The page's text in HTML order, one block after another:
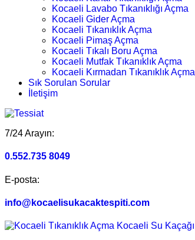
Kocaeli Lavabo Tıkanıklığı Açma
Kocaeli Gider Açma
Kocaeli Tıkanıklık Açma
Kocaeli Pimaş Açma
Kocaeli Tıkalı Boru Açma
Kocaeli Mutfak Tıkanıklık Açma
Kocaeli Kırmadan Tıkanıklık Açma
Sık Sorulan Sorular
İletişim
7/24 Arayın:
0.552.735 8049
E-posta:
info@kocaelisukacaktespiti.com